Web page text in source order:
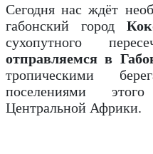
Сегодня нас ждёт
габонский город
сухопутного
отправляемся в
тропическими
поселениями
Центральной Африки.